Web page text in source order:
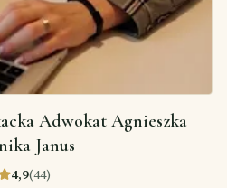
Adwokat Agnieszka
Janus
4,9(44)